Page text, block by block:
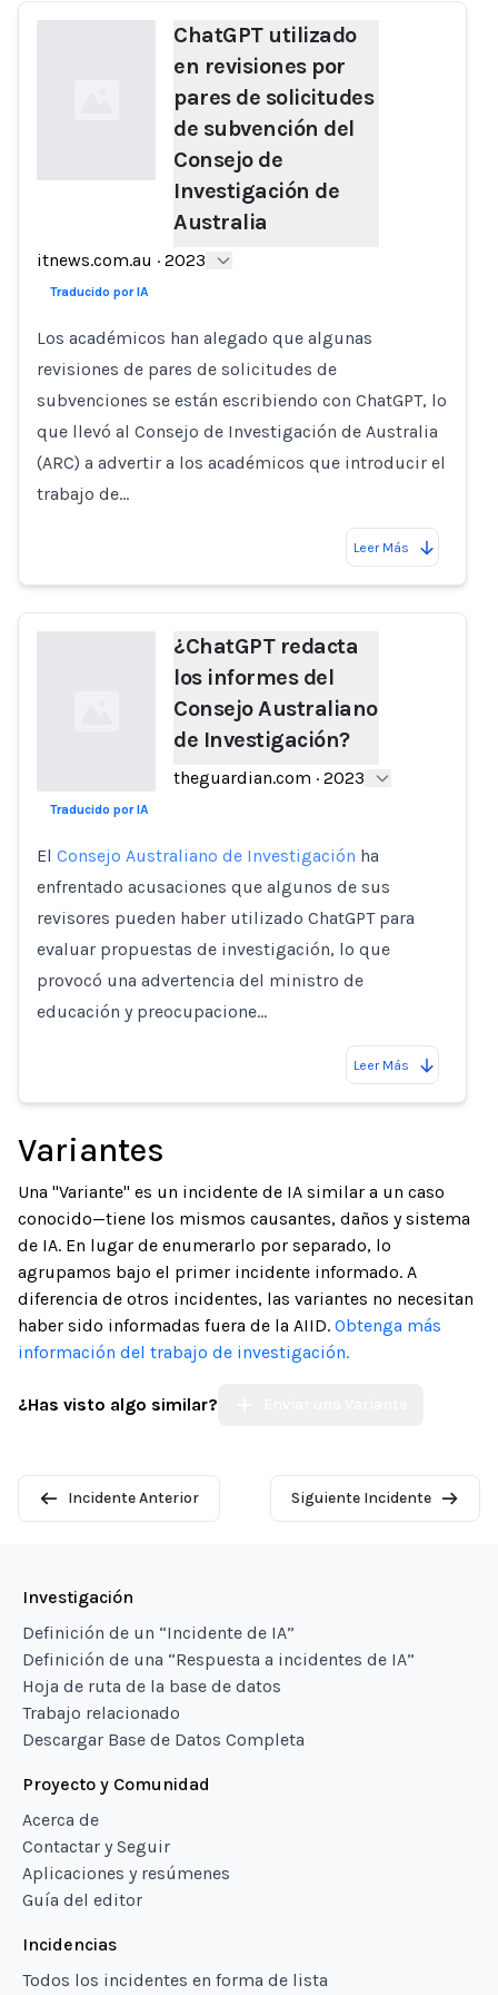
ChatGPT utilizado
en revisiones por
pares de solicitudes
de subvención del
Consejo de
Investigación de
Australia
itnews.com.au · 2023
Traducido por IA
Los académicos han alegado que algunas
revisiones de pares de solicitudes de
subvenciones se están escribiendo con ChatGPT, lo
que llevó al Consejo de Investigación de Australia
(ARC) a advertir a los académicos que introducir el
trabajo de…
Leer Más
¿ChatGPT redacta
los informes del
Consejo Australiano
de Investigación?
theguardian.com · 2023
Traducido por IA
El Consejo Australiano de Investigación ha
enfrentado acusaciones que algunos de sus
revisores pueden haber utilizado ChatGPT para
evaluar propuestas de investigación, lo que
provocó una advertencia del ministro de
educación y preocupacione…
Leer Más
Variantes
Una "Variante" es un incidente de IA similar a un caso
conocido—tiene los mismos causantes, daños y sistema
de IA. En lugar de enumerarlo por separado, lo
agrupamos bajo el primer incidente informado. A
diferencia de otros incidentes, las variantes no necesitan
haber sido informadas fuera de la AIID. Obtenga más
información del trabajo de investigación.
¿Has visto algo similar?
Incidente Anterior Siguiente Incidente
Investigación
Definición de un “Incidente de IA”
Definición de una “Respuesta a incidentes de IA”
Hoja de ruta de la base de datos
Trabajo relacionado
Descargar Base de Datos Completa
Proyecto y Comunidad
Acerca de
Contactar y Seguir
Aplicaciones y resúmenes
Guía del editor
Incidencias
Todos los incidentes en forma de lista